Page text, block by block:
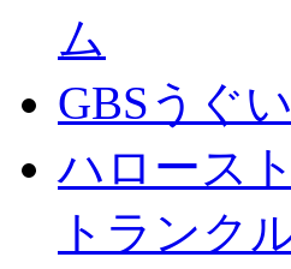
ム
GBSうぐ
ハロース
トランク